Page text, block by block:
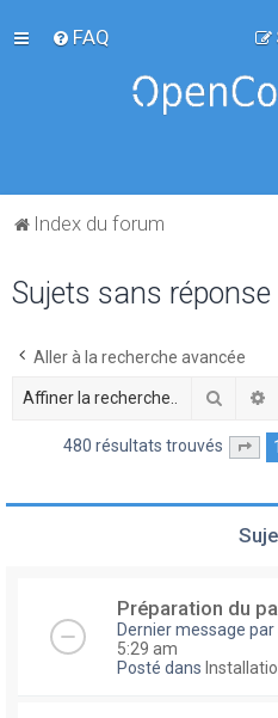
FAQ
Index du forum
Sujets sans réponse
Aller à la recherche avancée
480 résultats trouvés 1
Préparation du
Dernier message par
5:29 am
Posté dans